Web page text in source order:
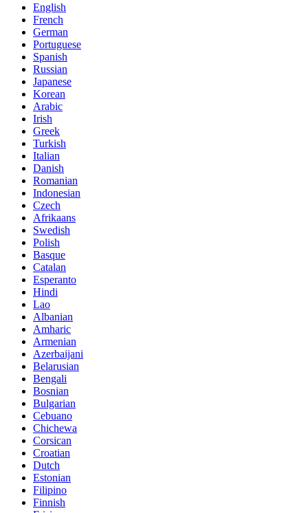
English
French
German
Portuguese
Spanish
Russian
Japanese
Korean
Arabic
Irish
Greek
Turkish
Italian
Danish
Romanian
Indonesian
Czech
Afrikaans
Swedish
Polish
Basque
Catalan
Esperanto
Hindi
Lao
Albanian
Amharic
Armenian
Azerbaijani
Belarusian
Bengali
Bosnian
Bulgarian
Cebuano
Chichewa
Corsican
Croatian
Dutch
Estonian
Filipino
Finnish